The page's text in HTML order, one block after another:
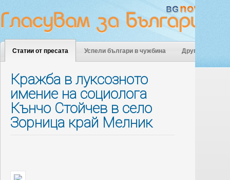
Статии от пресата Успели българи в чужбина Други
Кражба в луксозното
имение на социолога
Кънчо Стойчев в село
Зорница край Мелник